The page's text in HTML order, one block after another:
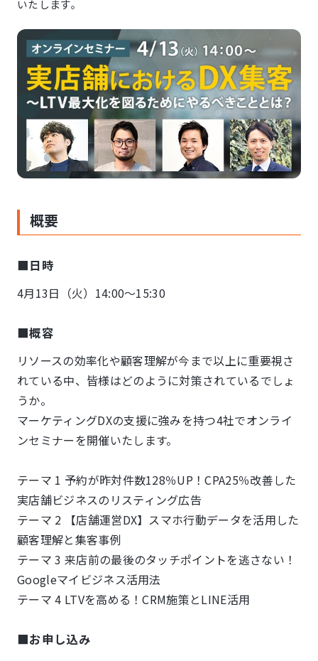
いたします。
概要
■日時
4月13日（火）14:00～15:30
■概容
リソースの効率化や顧客理解が今まで以上に重要視さ
れている中、皆様はどのように対策されているでしょ
うか。
マーケティングDXの支援に強みを持つ4社でオンライ
ンセミナーを開催いたします。
テーマ 1 予約が昨対件数128％UP！CPA25％改善した
実店舗ビジネスのリスティング広告
テーマ 2 【店舗運営DX】スマホ行動データを活用した
顧客理解と集客事例
テーマ 3 来店前の最後のタッチポイントを逃さない！
Googleマイビジネス活用法
テーマ 4 LTVを高める！CRM施策とLINE活用
■お申し込み